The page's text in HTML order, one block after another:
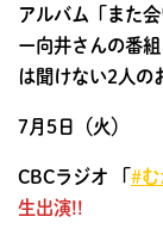
アルバム「また
ー向井さんの番
は聞けない2人の
7月5日（火）
CBCラジオ 「#
生出演!!